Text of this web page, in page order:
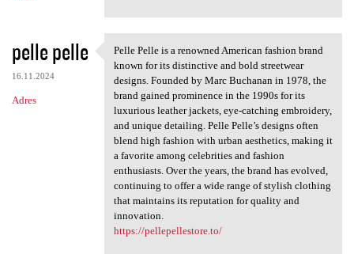
pelle pelle
16.11.2024
Adres
Pelle Pelle is a renowned
Pelle Pelle is a renowned American fashion brand
known for its distinctive and bold streetwear
designs. Founded by Marc Buchanan in 1978, the
brand gained prominence in the 1990s for its
luxurious leather jackets, eye-catching embroidery,
and unique detailing. Pelle Pelle’s designs often
blend high fashion with urban aesthetics, making it
a favorite among celebrities and fashion
enthusiasts. Over the years, the brand has evolved,
continuing to offer a wide range of stylish clothing
that maintains its reputation for quality and
innovation.
https://pellepellestore.to/